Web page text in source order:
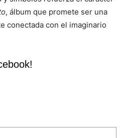
, álbum que promete ser una
conectada con el imaginario